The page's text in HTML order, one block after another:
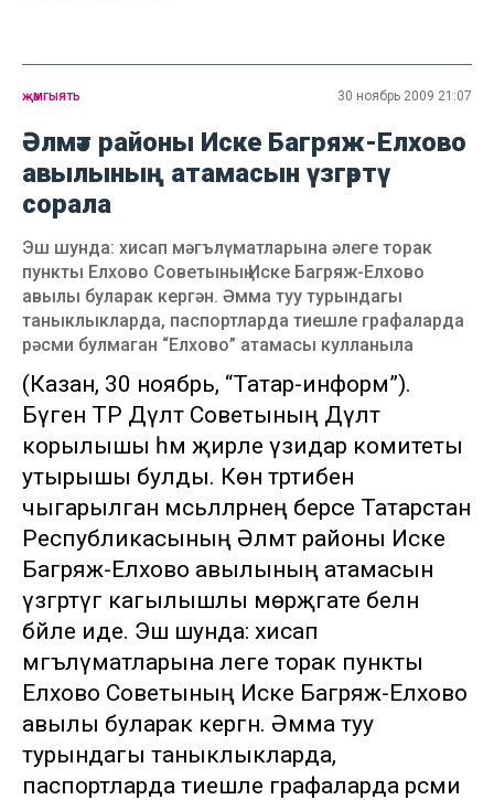
җәмгыять 30 ноябрь 2009 21:07
Әлмәт районы Иске Багряж-Елхово
авылының атамасын үзгәртү
сорала
Эш шунда: хисап мәгълүматларына әлеге торак
пункты Елхово Советының Иске Багряж-Елхово
авылы буларак кергән. Әмма туу турындагы
таныклыкларда, паспортларда тиешле графаларда
рәсми булмаган “Елхово” атамасы кулланыла
(Казан, 30 ноябрь, “Татар-информ”).
Бүген ТР Дәүләт Советының Дәүләт
корылышы һәм җирле үзидарә комитеты
утырышы булды. Көн тәртибенә
чыгарылган мәсьәләләрнең берсе Татарстан
Республикасының Әлмәт районы Иске
Багряж-Елхово авылының атамасын
үзгәртүгә кагылышлы мөрәҗәгате белән
бәйле иде. Эш шунда: хисап
мәгълүматларына әлеге торак пункты
Елхово Советының Иске Багряж-Елхово
авылы буларак кергән. Әмма туу
турындагы таныклыкларда,
паспортларда тиешле графаларда рәсми